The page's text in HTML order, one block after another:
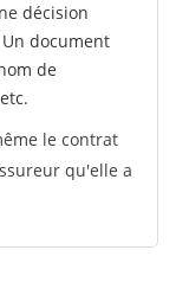
décision
document
de
le contrat
qu'elle a